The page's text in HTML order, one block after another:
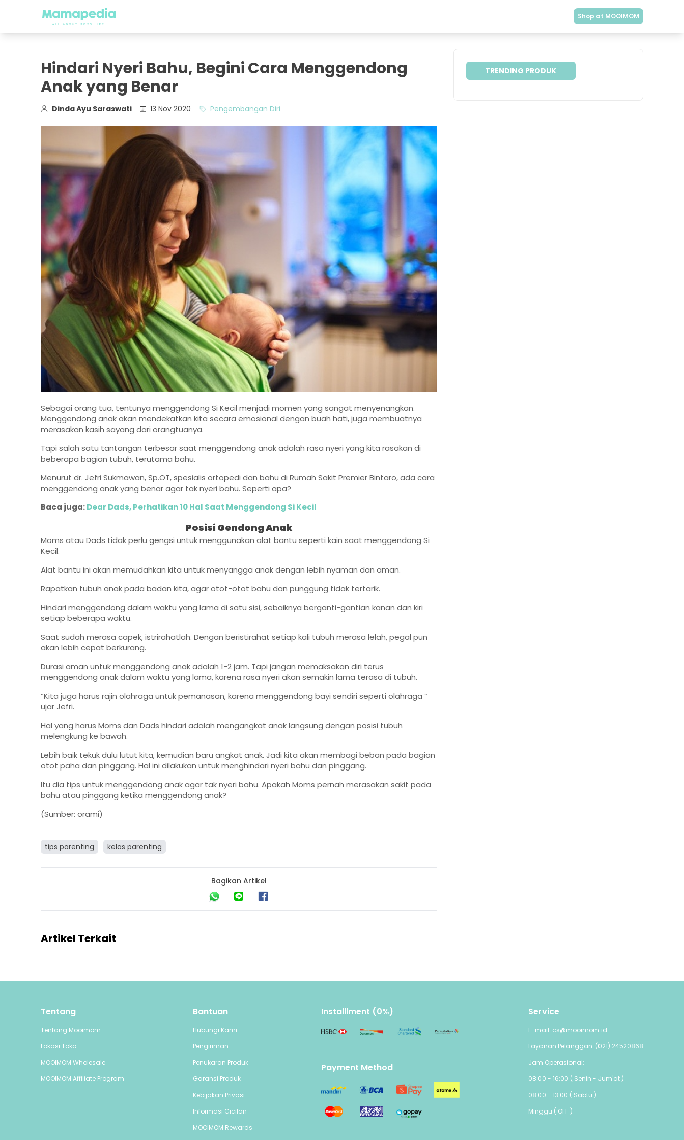
Shop at MOOIMOM
Hindari Nyeri Bahu, Begini Cara Menggendong
Anak yang Benar
Dinda Ayu Saraswati 13 Nov 2020 Pengembangan Diri
Sebagai orang tua, tentunya menggendong Si Kecil menjadi momen yang sangat menyenangkan.
Menggendong anak akan mendekatkan kita secara emosional dengan buah hati, juga membuatnya
merasakan kasih sayang dari orangtuanya.
Tapi salah satu tantangan terbesar saat menggendong anak adalah rasa nyeri yang kita rasakan di
beberapa bagian tubuh, terutama bahu.
Menurut dr. Jefri Sukmawan, Sp.OT, spesialis ortopedi dan bahu di Rumah Sakit Premier Bintaro, ada cara
menggendong anak yang benar agar tak nyeri bahu. Seperti apa?
Baca juga:Dear Dads, Perhatikan 10 Hal Saat Menggendong Si Kecil
Posisi Gendong Anak
Moms atau Dads tidak perlu gengsi untuk menggunakan alat bantu seperti kain saat menggendong Si
Kecil.
Alat bantu ini akan memudahkan kita untuk menyangga anak dengan lebih nyaman dan aman.
Rapatkan tubuh anak pada badan kita, agar otot-otot bahu dan punggung tidak tertarik.
Hindari menggendong dalam waktu yang lama di satu sisi, sebaiknya berganti-gantian kanan dan kiri
setiap beberapa waktu.
Saat sudah merasa capek, istrirahatlah. Dengan beristirahat setiap kali tubuh merasa lelah, pegal pun
akan lebih cepat berkurang.
Durasi aman untuk menggendong anak adalah 1-2 jam. Tapi jangan memaksakan diri terus
menggendong anak dalam waktu yang lama, karena rasa nyeri akan semakin lama terasa di tubuh.
“Kita juga harus rajin olahraga untuk pemanasan, karena menggendong bayi sendiri seperti olahraga ”
ujar Jefri.
Hal yang harus Moms dan Dads hindari adalah mengangkat anak langsung dengan posisi tubuh
melengkung ke bawah.
Lebih baik tekuk dulu lutut kita, kemudian baru angkat anak. Jadi kita akan membagi beban pada bagian
otot paha dan pinggang. Hal ini dilakukan untuk menghindari nyeri bahu dan pinggang.
Itu dia tips untuk menggendong anak agar tak nyeri bahu. Apakah Moms pernah merasakan sakit pada
bahu atau pinggang ketika menggendong anak?
(Sumber: orami)
tips parenting kelas parenting
Bagikan Artikel
TRENDING PRODUK
Artikel Terkait
Tentang
Tentang Mooimom
Lokasi Toko
MOOIMOM Wholesale
MOOIMOM Affiliate Program
Bantuan
Hubungi Kami
Pengiriman
Penukaran Produk
Garansi Produk
Kebijakan Privasi
Informasi Cicilan
MOOIMOM Rewards
Installlment (0%)
Payment Method
Service
E-mail: cs@mooimom.id
Layanan Pelanggan: (021) 24520868
Jam Operasional:
08:00 - 16:00 ( Senin - Jum'at )
08:00 - 13:00 ( Sabtu )
Minggu ( OFF )